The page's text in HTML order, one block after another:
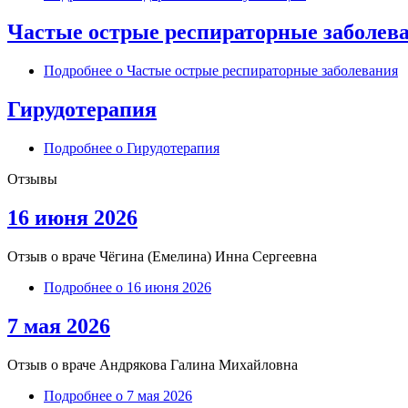
Частые острые респираторные
Подробнее о Частые острые респираторные заболевания
Гирудотерапия
Подробнее о Гирудотерапия
Отзывы
16 июня 2026
Отзыв о враче Чёгина (Емелина) Инна Сергеевна
Подробнее о 16 июня 2026
7 мая 2026
Отзыв о враче Андрякова Галина Михайловна
Подробнее о 7 мая 2026